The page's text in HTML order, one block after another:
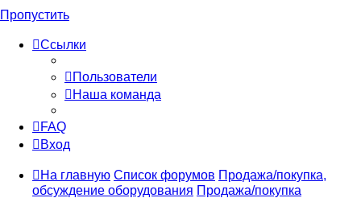
Пропустить
Ссылки
Пользователи
Наша команда
FAQ
Вход
На главную Список форумов Продажа/покупка,
обсуждение оборудования Продажа/покупка